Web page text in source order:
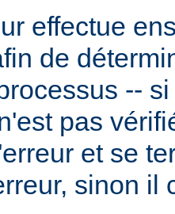
effectue
de
--
pas
et se
sinon il